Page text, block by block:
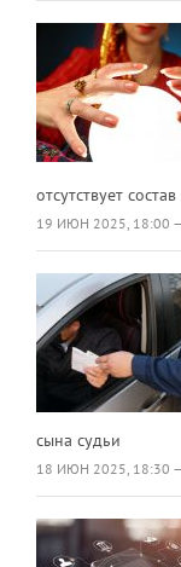
отсутствует
19 ИЮН 2025, 18:00
сына судьи
18 ИЮН 2025, 18:30